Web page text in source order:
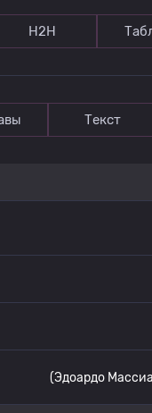
Н2Н
Текст
(Эдоардо